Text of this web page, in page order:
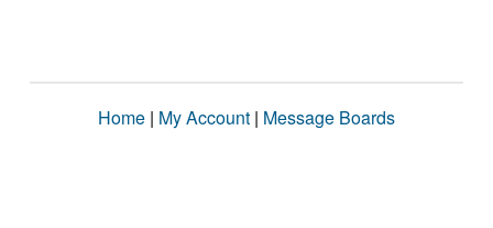
Home | My Account | Message Boards